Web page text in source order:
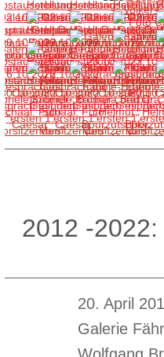
2012 -
20. April
Galerie